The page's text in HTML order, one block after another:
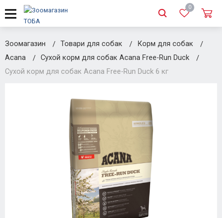
0
Зоомагазин Товари для собак
Корм для собак
Acana
Сухой корм для собак Acana Free-Run Duck
Сухой корм для собак Acana Free-Run Duck 6 кг